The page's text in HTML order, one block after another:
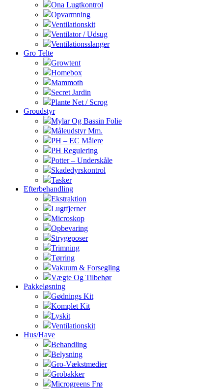
Ona Lugtkontrol
Opvarmning
Ventilationskit
Ventilator / Udsug
Ventilationsslanger
Gro Telte
Growtent
Homebox
Mammoth
Secret Jardin
Plante Net / Scrog
Groudstyr
Mylar Og Bassin Folie
Måleudstyr Mm.
PH – EC Målere
PH Regulering
Potter – Underskåle
Skadedyrskontrol
Tasker
Efterbehandling
Ekstraktion
Lugtfjerner
Microskop
Opbevaring
Strygeposer
Trimning
Tørring
Vakuum & Forsegling
Vægte Og Tilbehør
Pakkeløsning
Gødnings Kit
Komplet Kit
Lyskit
Ventilationskit
Hus/Have
Behandling
Belysning
Gro-Vækstmedier
Grobakker
Microgreens Frø